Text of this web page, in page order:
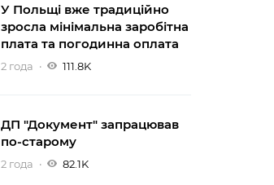
У Польщі вже традиційно
зросла мінімальна заробітна
плата та погодинна оплата
2 года 111.8K
ДП "Документ" запрацював
по-старому
2 года 82.1K